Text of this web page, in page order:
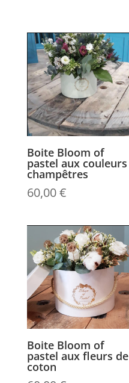
Boite Bloom of
pastel aux couleurs
champêtres
60,00€
Boite Bloom of
pastel aux fleurs de
coton